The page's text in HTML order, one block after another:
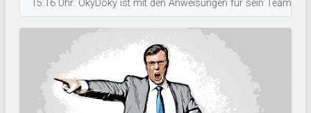
15:16 Uhr: OkyDoky ist mit den Anweisungen für sein Team durch.